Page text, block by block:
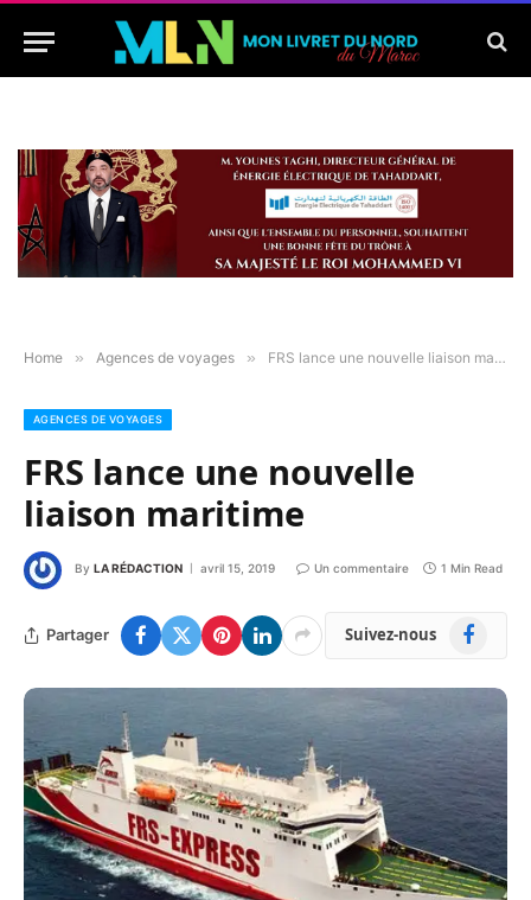
Home » Agences de voyages » FRS lance une nouvelle liaison maritime
AGENCES DE VOYAGES
FRS lance une nouvelle
liaison maritime
By LA RÉDACTION avril 15, 2019 Un commentaire 1 Min Read
Partager Suivez-nous Facebook